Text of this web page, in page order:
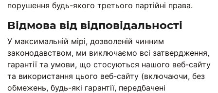
порушення будь-якого третього партійні права.
Відмова від відповідальності
У максимальній мірі, дозволеній чинним
законодавством, ми виключаємо всі затвердження,
гарантії та умови, що стосуються нашого веб-сайту
та використання цього веб-сайту (включаючи, без
обмежень, будь-які гарантії, передбачені